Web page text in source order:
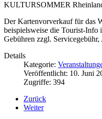
KULTURSOMMER
Der Kartenvorverkauf für das
beispielsweise die Tourist-
Gebühren zzgl.
Details
Kategorie:
Veröffentlicht: 10. Juni
Zugriffe: 394
Zurück
Weiter